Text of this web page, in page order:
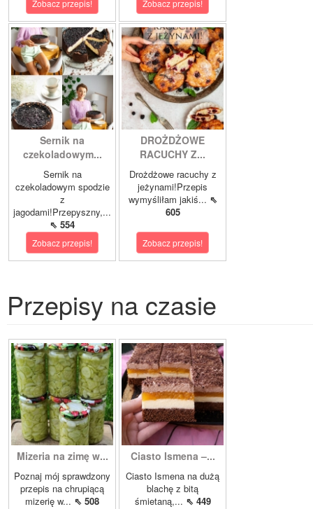
Zobacz przepis! Zobacz przepis!
Sernik na
czekoladowym...
Sernik na
czekoladowym spodzie
z
jagodami!Przepyszny,...
⇖ 554
Zobacz przepis!
DROŻDŻOWE
RACUCHY Z...
Drożdżowe racuchy z
jeżynami!Przepis
wymyśliłam jakiś... ⇖
605
Zobacz przepis!
Przepisy na czasie
Mizeria na zimę w...
Poznaj mój sprawdzony
przepis na chrupiącą
mizerię w... ⇖ 508
Ciasto Ismena –...
Ciasto Ismena na dużą
blachę z bitą
śmietaną,... ⇖ 449